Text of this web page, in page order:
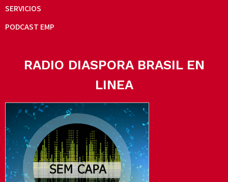
SERVICIOS
PODCAST EMP
RADIO DIASPORA BRASIL EN
LINEA